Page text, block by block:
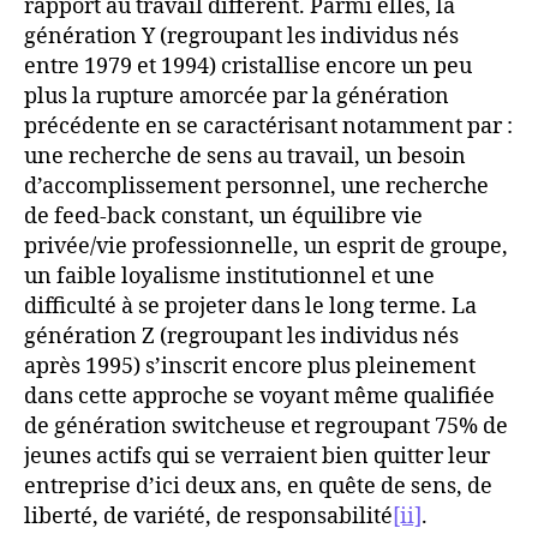
rapport au travail différent. Parmi elles, la
génération Y (regroupant les individus nés
entre 1979 et 1994) cristallise encore un peu
plus la rupture amorcée par la génération
précédente en se caractérisant notamment par :
une recherche de sens au travail, un besoin
d’accomplissement personnel, une recherche
de feed-back constant, un équilibre vie
privée/vie professionnelle, un esprit de groupe,
un faible loyalisme institutionnel et une
difficulté à se projeter dans le long terme. La
génération Z (regroupant les individus nés
après 1995) s’inscrit encore plus pleinement
dans cette approche se voyant même qualifiée
de génération switcheuse et regroupant 75% de
jeunes actifs qui se verraient bien quitter leur
entreprise d’ici deux ans, en quête de sens, de
liberté, de variété, de responsabilité[ii].